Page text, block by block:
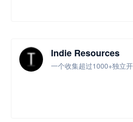
Indie Resources
一个收集超过1000+独立